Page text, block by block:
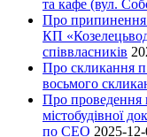
та кафе (вул.
Про припинення
КП
співвласників
Про скликання
восьмого
Про проведення
містобудівної
по СЕО 2025-